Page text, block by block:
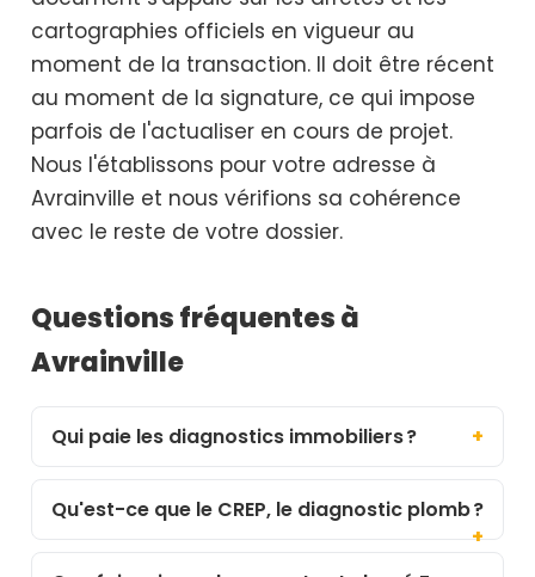
cartographies officiels en vigueur au
moment de la transaction. Il doit être récent
au moment de la signature, ce qui impose
parfois de l'actualiser en cours de projet.
Nous l'établissons pour votre adresse à
Avrainville et nous vérifions sa cohérence
avec le reste de votre dossier.
Questions fréquentes à
Avrainville
Qui paie les diagnostics immobiliers ?
Qu'est-ce que le CREP, le diagnostic plomb ?